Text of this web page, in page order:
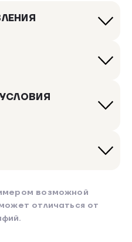
возможной
отличаться от